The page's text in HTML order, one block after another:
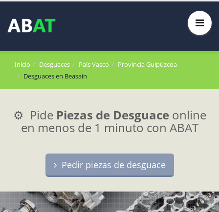
Inicio Desguaces País Vasco
Provincia Guipúzcoa
Desguaces en Beasain
⚙️ Pide Piezas de Desguace online
en menos de 1 minuto con ABAT
Pedir piezas de desguace